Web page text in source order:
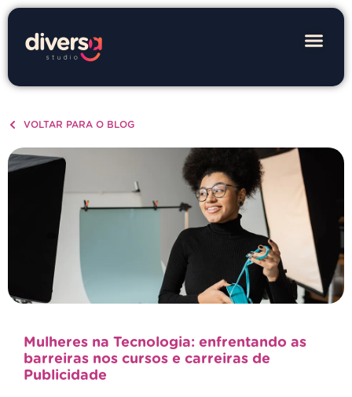
VOLTAR PARA O BLOG
Mulheres na Tecnologia: enfrentando as
barreiras nos cursos e carreiras de
Publicidade